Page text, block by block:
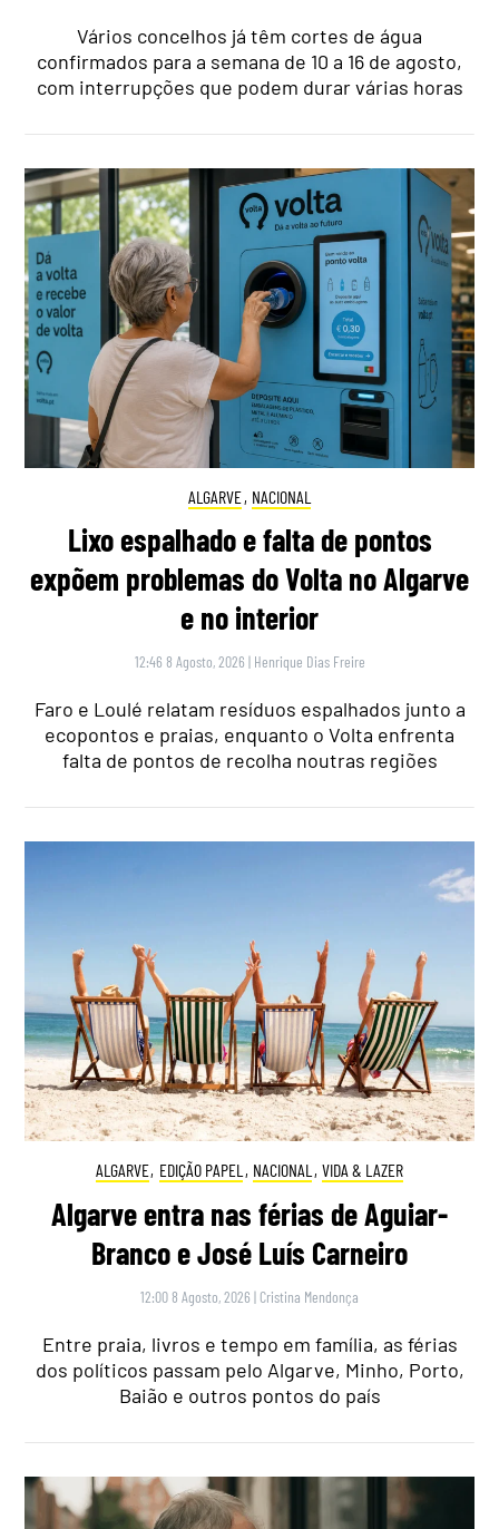
Vários concelhos já têm cortes de água
confirmados para a semana de 10 a 16 de agosto,
com interrupções que podem durar várias horas
ALGARVE, NACIONAL
Lixo espalhado e falta de pontos
expõem problemas do Volta no Algarve
e no interior
12:46 8 Agosto, 2026 | Henrique Dias Freire
Faro e Loulé relatam resíduos espalhados junto a
ecopontos e praias, enquanto o Volta enfrenta
falta de pontos de recolha noutras regiões
ALGARVE, EDIÇÃO PAPEL , NACIONAL , VIDA & LAZER
Algarve entra nas férias de Aguiar-
Branco e José Luís Carneiro
12:00 8 Agosto, 2026 | Cristina Mendonça
Entre praia, livros e tempo em família, as férias
dos políticos passam pelo Algarve, Minho, Porto,
Baião e outros pontos do país